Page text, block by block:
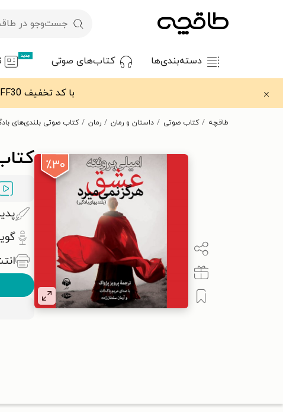
دسته‌بندی‌ها کتاب‌های صوتی جدید
با کد تخفیف OFF30 اولین کتاب الکترونیکی یا صوتی‌ات را با ۳۰٪ تخفیف از طاقچه دریافت کن.
طاقچه کتاب صوتی داستان و رمان رمان کتاب صوتی بلندی‌های
٪۳۰